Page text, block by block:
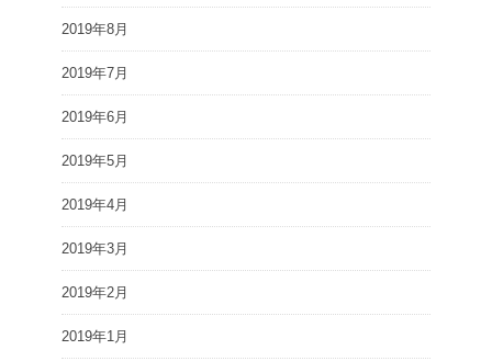
2019年8月
2019年7月
2019年6月
2019年5月
2019年4月
2019年3月
2019年2月
2019年1月